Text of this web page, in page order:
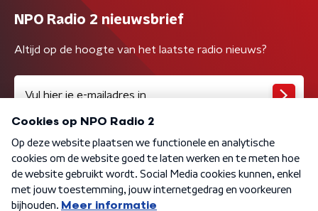
NPO Radio 2 nieuwsbrief
Altijd op de hoogte van het laatste radio nieuws?
Algemene voorwaarden